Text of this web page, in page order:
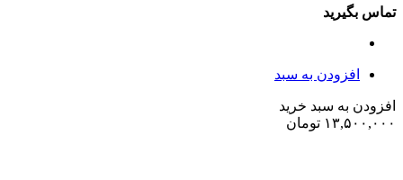
تماس بگیرید
افزودن به سبد
افزودن به سبد خرید
۱۳,۵۰۰,۰۰۰ تومان